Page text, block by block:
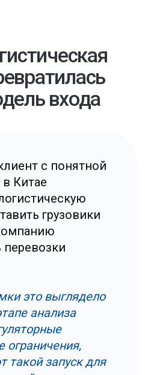
последних
на наши
новости